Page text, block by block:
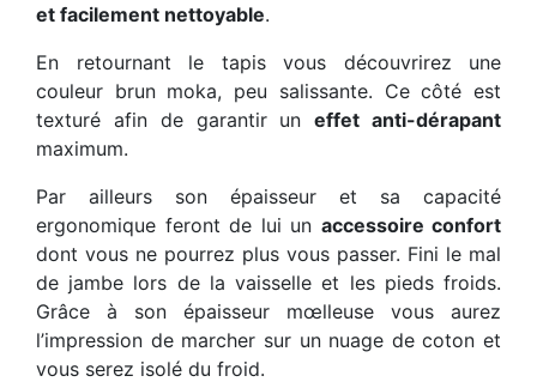
et facilement nettoyable.
En retournant le tapis vous découvrirez une
couleur brun moka, peu salissante. Ce côté est
texturé afin de garantir uneffet anti-dérapant
maximum.
Par ailleurs son épaisseur et sa capacité
ergonomique feront de lui un accessoire confort
dont vous ne pourrez plus vous passer. Fini le mal
de jambe lors de la vaisselle et les pieds froids.
Grâce à son épaisseur mœlleuse vous aurez
l’impression de marcher sur un nuage de coton et
vous serez isolé du froid.